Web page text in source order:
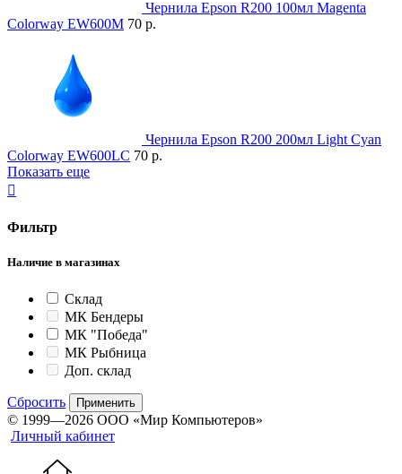
Чернила Epson R200 100мл Magenta
Colorway EW600M 70 р.
Чернила Epson R200 200мл Light Cyan
Colorway EW600LC 70 р.
Показать еще

Фильтр
Наличие в магазинах
Склад
МК Бендеры
МК "Победа"
МК Рыбница
Доп. склад
Сбросить Применить
© 1999—2026 ООО «Мир Компьютеров»
Личный кабинет